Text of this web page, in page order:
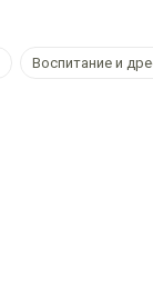
Воспитание и